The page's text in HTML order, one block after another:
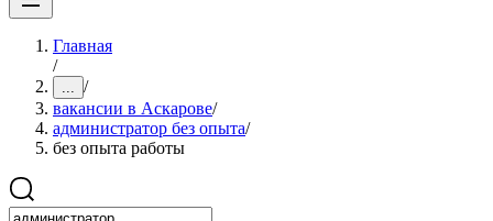
Главная
/
... /
вакансии в Аскарове/
администратор без опыта/
без опыта работы